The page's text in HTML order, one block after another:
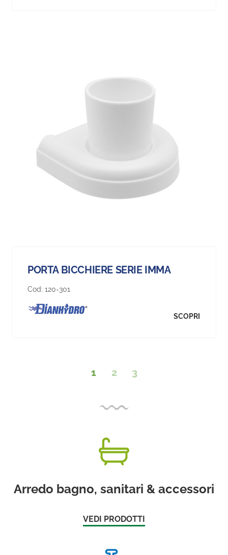
PORTA BICCHIERE SERIE IMMA
Cod: 120-301
SCOPRI
1 2 3
Arredo bagno, sanitari & accessori
VEDI PRODOTTI